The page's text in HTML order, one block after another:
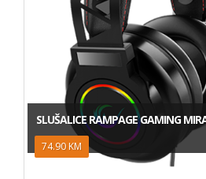
SLUŠALICE RAMPAGE GAMING
74.90 KM